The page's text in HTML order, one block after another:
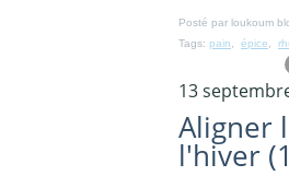
Posté par loukoum
Tags: pain épice
13
Aligner
l'hiver